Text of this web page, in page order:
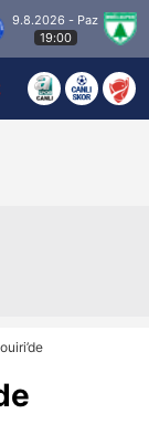
- Paz
19:00